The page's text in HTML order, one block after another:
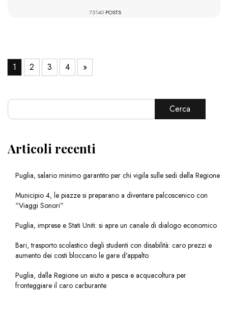
75140 POSTS
1 2 3 4 »
Cerca
Articoli recenti
Puglia, salario minimo garantito per chi vigila sulle sedi della Regione
Municipio 4, le piazze si preparano a diventare palcoscenico con
“Viaggi Sonori”
Puglia, imprese e Stati Uniti: si apre un canale di dialogo economico
Bari, trasporto scolastico degli studenti con disabilità: caro prezzi e
aumento dei costi bloccano le gare d’appalto
Puglia, dalla Regione un aiuto a pesca e acquacoltura per
fronteggiare il caro carburante